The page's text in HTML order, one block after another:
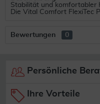
Stabilität und komfortabler
Die Vital Comfort FlexiTec
Bewertungen 0
Persönliche
Ihre Vorteile